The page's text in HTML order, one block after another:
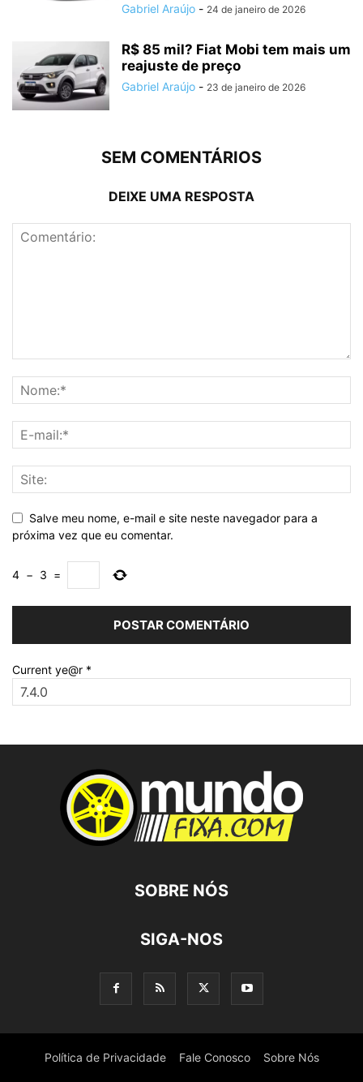
Gabriel Araújo - 24 de janeiro de 2026
R$ 85 mil? Fiat Mobi tem mais um
reajuste de preço
Gabriel Araújo - 23 de janeiro de 2026
SEM COMENTÁRIOS
DEIXE UMA RESPOSTA
Salve meu nome, e-mail e site neste navegador para a
próxima vez que eu comentar.
4 − 3 =
Current ye@r *
SOBRE NÓS
SIGA-NOS
Política de Privacidade Fale Conosco Sobre Nós